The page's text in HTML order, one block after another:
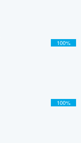
100%
100%